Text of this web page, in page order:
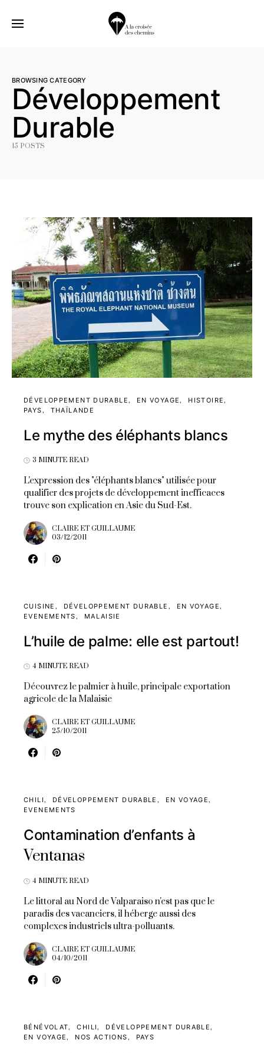
BROWSING CATEGORY
Développement
Durable
15 POSTS
DÉVELOPPEMENT DURABLE EN VOYAGE
HISTOIRE
PAYS
THAÏLANDE
Le mythe des éléphants blancs
3 MINUTE READ
L'expression des "éléphants blancs" utilisée pour
qualifier des projets de développement inefficaces
trouve son explication en Asie du Sud-Est.
CLAIRE ET GUILLAUME
03/12/2011
CUISINE DÉVELOPPEMENT DURABLE
EN VOYAGE
EVENEMENTS
MALAISIE
L’huile de palme: elle est partout!
4 MINUTE READ
Découvrez le palmier à huile, principale exportation
agricole de la Malaisie
CLAIRE ET GUILLAUME
25/10/2011
CHILI DÉVELOPPEMENT DURABLE
EN VOYAGE
EVENEMENTS
Contamination d’enfants à
Ventanas
4 MINUTE READ
Le littoral au Nord de Valparaiso n'est pas que le
paradis des vacanciers, il héberge aussi des
complexes industriels ultra-polluants.
CLAIRE ET GUILLAUME
04/10/2011
BÉNÉVOLAT CHILI
DÉVELOPPEMENT DURABLE
EN VOYAGE
NOS ACTIONS PAYS